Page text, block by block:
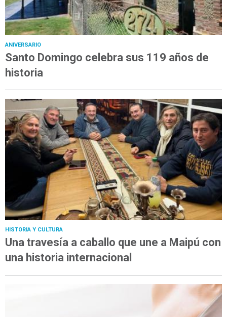
ANIVERSARIO
Santo Domingo celebra sus 119 años de
historia
HISTORIA Y CULTURA
Una travesía a caballo que une a Maipú con
una historia internacional